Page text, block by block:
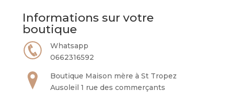
Informations sur votre
boutique
Whatsapp
0662316592
Boutique Maison mère à St Tropez
Ausoleil 1 rue des commerçants